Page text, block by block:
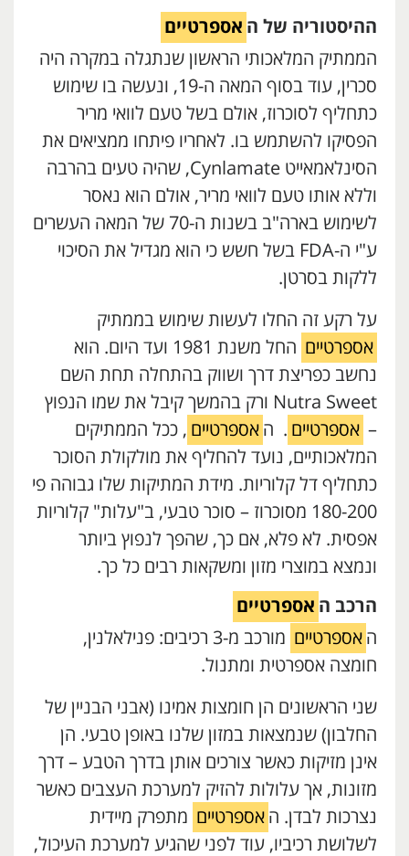
ההיסטוריה של ה אספרטיים
הממתיק המלאכותי הראשון שנתגלה במקרה היה
סכרין, עוד בסוף המאה ה-19, ונעשה בו שימוש
כתחליף לסוכרוז, אולם בשל טעם לוואי מריר
הפסיקו להשתמש בו. לאחריו פיתחו ממציאים את
הסינלאמאייט Cynlamate, שהיה טעים בהרבה
וללא אותו טעם לוואי מריר, אולם הוא נאסר
לשימוש בארה"ב בשנות ה-70 של המאה העשרים
ע"י ה-FDA בשל חשש כי הוא מגדיל את הסיכוי
ללקות בסרטן.
על רקע זה החלו לעשות שימוש בממתיק
אספרטיים
החל משנת 1981 ועד היום. הוא
נחשב כפריצת דרך ושווק בהתחלה תחת השם
Nutra Sweet ורק בהמשך קיבל את שמו הנפוץ
– אספרטיים . ה אספרטיים , ככל הממתיקים
המלאכותיים, נועד להחליף את מולקולת הסוכר
כתחליף דל קלוריות. מידת המתיקות שלו גבוהה פי
180-200 מסוכרוז – סוכר טבעי, ב"עלות" קלוריות
אפסית. לא פלא, אם כך, שהפך לנפוץ ביותר
ונמצא במוצרי מזון ומשקאות רבים כל כך.
הרכב ה אספרטיים
ה אספרטיים
מורכב מ-3 רכיבים: פנילאלנין,
חומצה אספרטית ומתנול.
שני הראשונים הן חומצות אמינו (אבני הבניין של
החלבון) שנמצאות במזון שלנו באופן טבעי. הן
אינן מזיקות כאשר צורכים אותן בדרך הטבע – דרך
מזונות, אך עלולות להזיק למערכת העצבים כאשר
נצרכות לבדן. ה אספרטיים מתפרק מיידית
לשלושת רכיביו, עוד לפני שהגיע למערכת העיכול,